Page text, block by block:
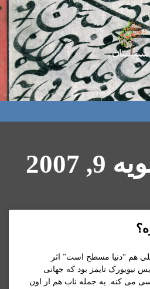
هم “دنیا مسطح است” اثر
نیویورک تایمز بود که جهانی
21 رو بررسی می کنه. یه جمله ناب هم از اون